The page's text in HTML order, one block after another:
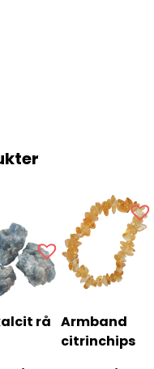
rå Armband
citrinchips